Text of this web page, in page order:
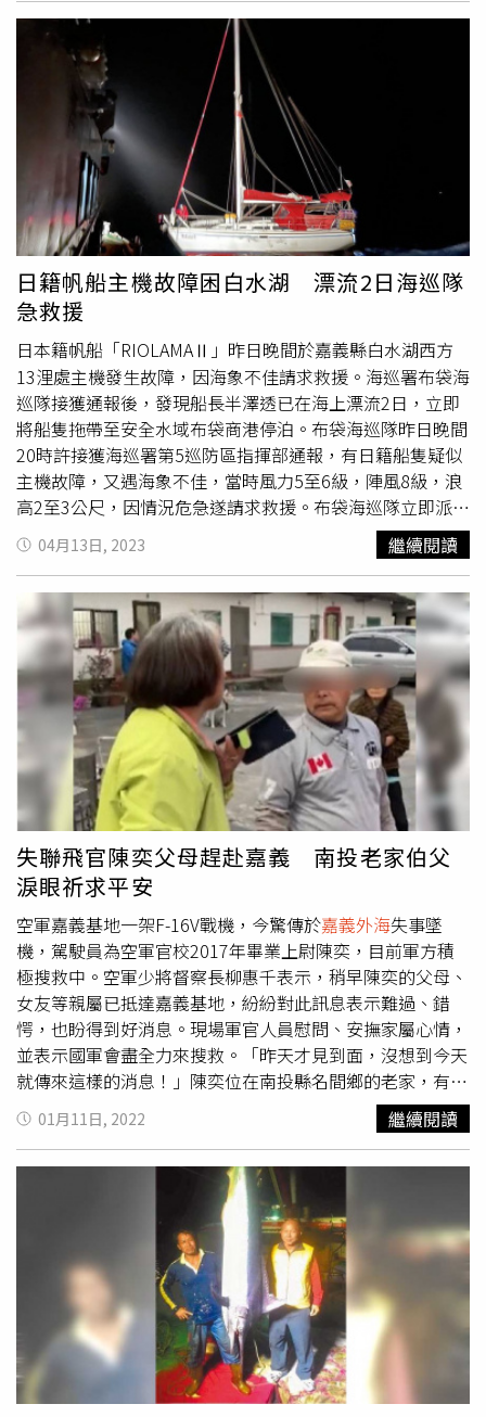
助，希望能協助漁民儘早復養，恢復生產及市場秩序，大家
都辛苦了，一起合力重建家園。農業部於昨（28日）晚公告
辦理現金救助及低利貸款，籲請漁民29日起10日內向所在
地公所申請。（圖／嘉義縣政府提供）嘉義縣府指出，
有外傘頂洲的天然屏障，海水純淨且營養源豐富，漁民
在此海域淺灘中養殖牡蠣，成為全國最大的牡蠣產地，年產
量8194公噸，佔全國佔49%，產值15.3億元，孕育出的牡
蠣特別肥美鮮甜、Ｑ度十足，而且健康安全，因此東石蚵及
布袋蚵名聞全國。農業處初步災損勘查結果，計有8400棚
浮筏蚵棚及300公頃平掛蚵棚受害，損失金額初估達1億
6200萬元；農業處於颱風離開後儘速辦理勘災，27日將災
損勘查報告報送漁業署，建請中央公告辦理現金救助及低利
貸款，加速協助漁友復養及減輕災損負擔。農業部已於28日
公告嘉義縣為魚塭養殖及牡蠣養殖全品項辦理救助及低利貸
款地區，嘉義縣府提醒，漁民應於7月29日至8月7日期間，
儘速至所在地公所申請，例假日照常受理；其中符合規定受
災蚵農可獲現金救助額度為浮筏式蚵棚每棚6千元、平掛式
蚵棚每公頃3萬3千元；低利貸款額度為浮筏式蚵棚每棚最高
4萬元、平掛式蚵棚每公頃最高20萬元。
日籍帆船主機故障困白水湖 漂流2日海巡隊
急救援
日本籍帆船「RIOLAMAⅡ」昨日晚間於嘉義縣白水湖西方
13浬處主機發生故障，因海象不佳請求救援。海巡署布袋海
巡隊接獲通報後，發現船長半澤透已在海上漂流2日，立即
將船隻拖帶至安全水域布袋商港停泊。布袋海巡隊昨日晚間
20時許接獲海巡署第5巡防區指揮部通報，有日籍船隻疑似
主機故障，又遇海象不佳，當時風力5至6級，陣風8級，浪
高2至3公尺，因情況危急遂請求救援。布袋海巡隊立即派遣
PP-3569巡防艇緊急出勤，於22時抵達該船隻通報海域位
置，經查船上只有船長半澤透1人。他透露11日自桃園竹圍
漁港出發南下，原本預計進布袋遊艇港短暫修整，再接續前
往安平遊艇港，然而航經嘉義外海時因主機故障動力不足，
風力強勁海象不佳且天色昏暗、水文不熟有迷航情形，無法
靠自身動力從外海切至岸際，已在海上漂流2日。海巡隊研
判該船有安全顧慮，因此將其拖帶至安全水域布袋商港停
泊。半澤透獨自航行，出港後又遇海象轉差，神情疲憊。海
巡署得知他的船上飲用水與食物僅剩不多，後續主動提供麵
包與礦泉水充飢。海巡署呼籲，海象瞬息萬變，提醒漁民朋
友及從事海上遊憩活動的民眾，出海前務必留意中央氣象局
預報資料及落實各項航前檢查，以降低海上故障機率及遇難
風險。
04月13日, 2023 繼續閱讀
失聯飛官陳奕父母趕赴嘉義 南投老家伯父
淚眼祈求平安
空軍嘉義基地一架F-16V戰機，今驚傳於嘉義外海失事墜
機，駕駛員為空軍官校2017年畢業上尉陳奕，目前軍方積
極搜救中。空軍少將督察長柳惠千表示，稍早陳奕的父母、
女友等親屬已抵達嘉義基地，紛紛對此訊息表示難過、錯
愕，也盼得到好消息。現場軍官人員慰問、安撫家屬心情，
並表示國軍會盡全力來搜救。「昨天才見到面，沒想到今天
就傳來這樣的消息！」陳奕位在南投縣名間鄉的老家，有伯
父留守家中，並紅著眼眶表示，今天下午4點多就聽到陳奕
父親跟他說「出事了」，第一時間就趕緊前往嘉義基地，期
盼能傳來好消息。談到姪子的為人，伯父說，陳奕平常在大
家眼中就很乖、很有禮貌，遇到鄰居也會問好，發生這件事
家人都很痛苦，真的很捨不得，現在只能祈禱平安找到人就
好。附近鄰居也說，在新聞上看到飛機墜落，沒想到竟是自
己村里的人，大家都嚇了一大跳，紛紛來關心這件事，真的
希望人平安就好。
01月11日, 2022 繼續閱讀